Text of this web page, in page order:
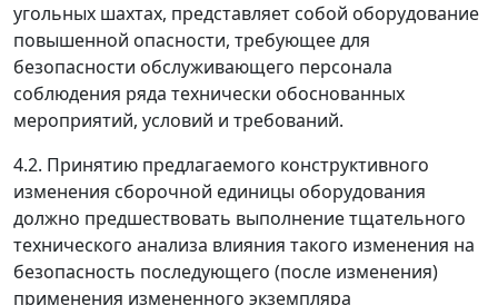
угольных шахтах, представляет собой оборудование
повышенной опасности, требующее для
безопасности обслуживающего персонала
соблюдения ряда технически обоснованных
мероприятий, условий и требований.
4.2. Принятию предлагаемого конструктивного
изменения сборочной единицы оборудования
должно предшествовать выполнение тщательного
технического анализа влияния такого изменения на
безопасность последующего (после изменения)
применения измененного экземпляра